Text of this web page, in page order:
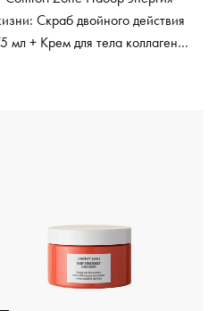
Скраб двойного действия
мл + Крем для тела коллаген+